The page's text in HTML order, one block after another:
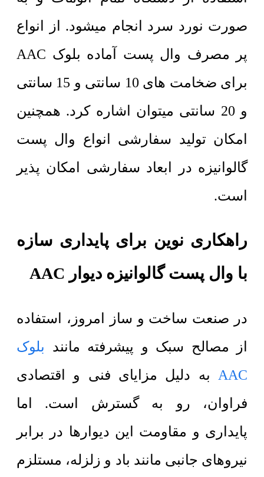
صورت نورد سرد انجام میشود. از انواع
پر مصرف وال پست آماده بلوک AAC
برای ضخامت های 10 سانتی و 15 سانتی
و 20 سانتی میتوان اشاره کرد. همچنین
امکان تولید سفارشی انواع وال پست
گالوانیزه در ابعاد سفارشی امکان پذیر
است.
راهکاری نوین برای پایداری سازه
با وال پست گالوانیزه دیوار AAC
در صنعت ساخت و ساز امروز، استفاده
از مصالح سبک و پیشرفته مانند بلوک
AAC به دلیل مزایای فنی و اقتصادی
فراوان، رو به گسترش است. اما
پایداری و مقاومت این دیوارها در برابر
نیروهای جانبی مانند باد و زلزله، مستلزم